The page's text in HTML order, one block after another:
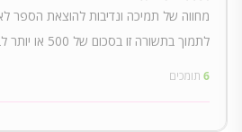
מחווה של תמיכה ונדיבות להוצאת הספר
לתמוך בתשורה זו בסכום של 500 או יותר לבחירתכם.ן
6 תומכים